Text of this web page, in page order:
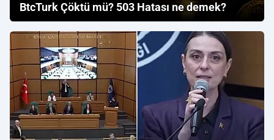
BtcTurk Çöktü mü? 503 Hatası ne demek?